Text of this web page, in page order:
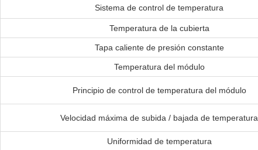
Sistema de control de temperatura
Temperatura de la cubierta
Tapa caliente de presión constante
Temperatura del módulo
Principio de control de temperatura del módulo
Velocidad máxima de subida / bajada de temperatura
Uniformidad de temperatura